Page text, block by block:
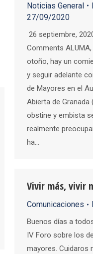
Noticias General
27/09/2020
26 septiembre,
Comments
otoño, hay un
y seguir adelante
de Mayores en el
Abierta de Granada
obstine y embista
realmente
ha…
Vivir más, vivir
Comunicaciones
Buenos días a
IV Foro sobre los
mayores. Cuidaros